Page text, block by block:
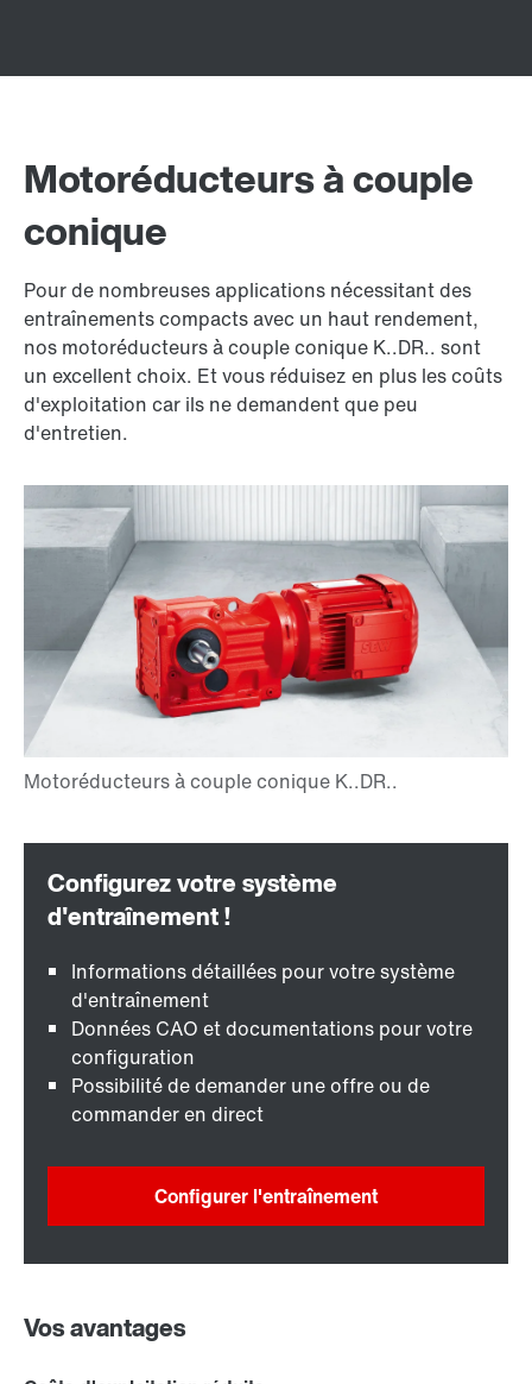
Motoréducteurs à couple
conique
Pour de nombreuses applications nécessitant des
entraînements compacts avec un haut rendement,
nos motoréducteurs à couple conique K..DR.. sont
un excellent choix. Et vous réduisez en plus les coûts
d'exploitation car ils ne demandent que peu
d'entretien.
Informations détaillées pour votre système
d'entraînement
Données CAO et documentations pour votre
configuration
Possibilité de demander une offre ou de
commander en direct
Configurer l'entraînement
Vos avantages